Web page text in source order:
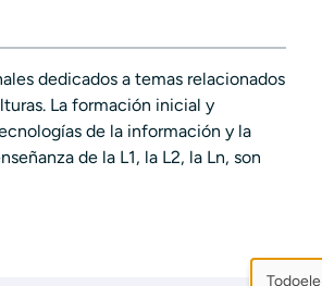
dedicados a temas relacionados
La formación inicial y
de la información y la
de la L1, la L2, la Ln, son